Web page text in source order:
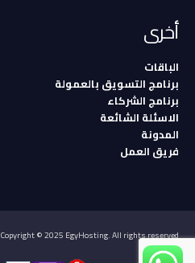
أخرى
الباقات
برنامج التسويق بالعمولة
برنامج الشركاء
الاسئلة الشائعة
المدونة
فريق العمل
Copyright © 2025 EgyHosting. All rights reserved.